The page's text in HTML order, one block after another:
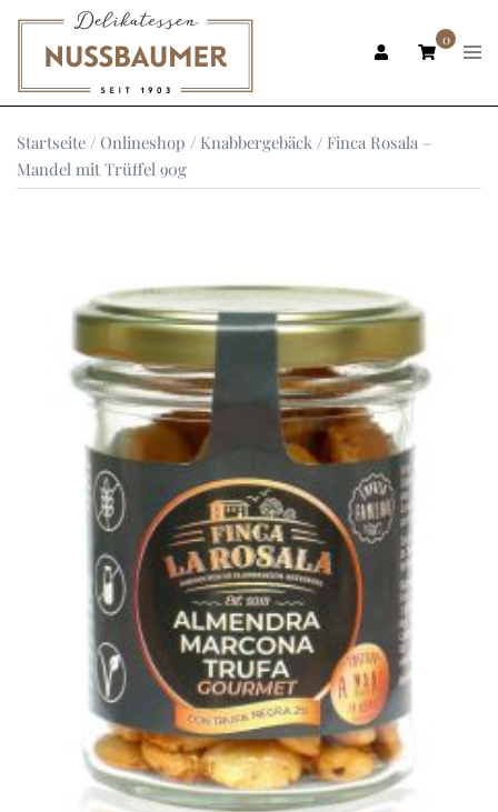
Inhalt
springen
0
Startseite / Onlineshop / Knabbergebäck / Finca Rosala –
Mandel mit Trüffel 90g